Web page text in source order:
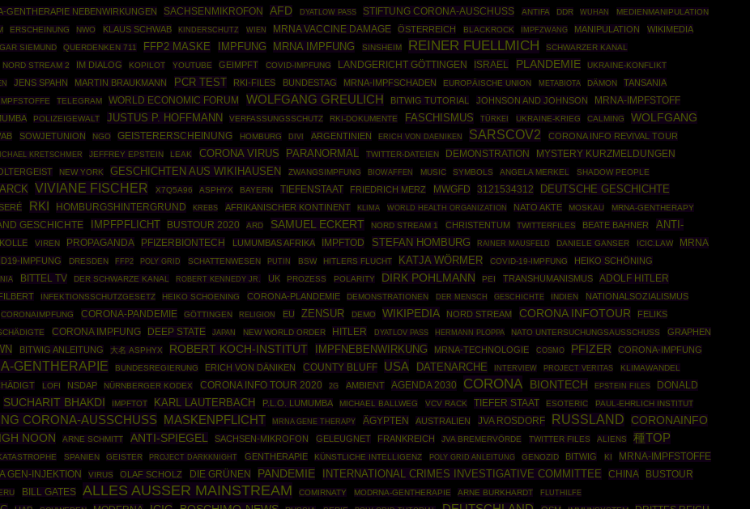
GENTHERAPIE NEBENWIRKUNGEN SACHSENMIKROFON AFD DYATLOW PASS STIFTUNG CORONA-AUSCHUSS ANTIFA DDR WUHAN
MEDIENMANIPULATION
ERSCHEINUNG NWO KLAUS SCHWAB KINDERSCHUTZ WIEN MRNA VACCINE DAMAGE ÖSTERREICH BLACKROCK IMPFZWANG MANIPULATION
WIKIMEDIA
SIEMUND QUERDENKEN 711 FFP2 MASKE IMPFUNG MRNA IMPFUNG SINSHEIM REINER FUELLMICH
SCHWARZER KANAL
NORD STREAM 2 IM DIALOG KOPILOT YOUTUBE GEIMPFT COVID-IMPFUNG LANDGERICHT GÖTTINGEN ISRAEL PLANDEMIE
UKRAINE-KONFLIKT
JENS SPAHN MARTIN BRAUKMANN PCR TEST RKI-FILES BUNDESTAG MRNA-IMPFSCHADEN EUROPÄISCHE UNION METABIOTA DÄMON TANSANIA
IMPFSTOFFE TELEGRAM WORLD ECONOMIC FORUM WOLFGANG GREULICH BITWIG TUTORIAL JOHNSON AND JOHNSON
MRNA-IMPFSTOFF
POLIZEIGEWALT JUSTUS P. HOFFMANN VERFASSUNGSSCHUTZ RKI-DOKUMENTE FASCHISMUS TÜRKEI UKRAINE-KRIEG CALMING
WOLFGANG
SOWJETUNION NGO GEISTERERSCHEINUNG HOMBURG DIVI ARGENTINIEN ERICH VON DAENIKEN SARSCOV2 CORONA INFO REVIVAL TOUR
KRETSCHMER JEFFREY EPSTEIN LEAK CORONA VIRUS PARANORMAL TWITTER-DATEIEN DEMONSTRATION MYSTERY KURZMELDUNGEN
NEW YORK GESCHICHTEN AUS WIKIHAUSEN ZWANGSIMPFUNG BIOWAFFEN MUSIC SYMBOLS ANGELA MERKEL SHADOW PEOPLE
VIVIANE FISCHER X7Q5A96 ASPHYX BAYERN TIEFENSTAAT FRIEDRICH MERZ MWGFD 3121534312 DEUTSCHE GESCHICHTE
RKI HOMBURGSHINTERGRUND KREBS AFRIKANISCHER KONTINENT KLIMA WORLD HEALTH ORGANIZATION NATO AKTE MOSKAU MRNA-GENTHERAPY
GESCHICHTE IMPFPFLICHT BUSTOUR 2020 ARD SAMUEL ECKERT NORD STREAM 1 CHRISTENTUM TWITTERFILES BEATE BAHNER
ANTI-
VIREN PROPAGANDA PFIZERBIONTECH LUMUMBAS AFRIKA IMPFTOD STEFAN HOMBURG RAINER MAUSFELD DANIELE GANSER ICIC.LAW
MRNA
IMPFUNG DRESDEN FFP2 POLY GRID SCHATTENWESEN PUTIN BSW HITLERS FLUCHT KATJA WÖRMER COVID-19-IMPFUNG HEIKO SCHÖNING
BITTEL TV DER SCHWARZE KANAL ROBERT KENNEDY JR. UK PROZESS POLARITY DIRK POHLMANN PEI TRANSHUMANISMUS
ADOLF HITLER
INFEKTIONSSCHUTZGESETZ HEIKO SCHOENING CORONA-PLANDEMIE DEMONSTRATIONEN DER MENSCH GESCHICHTE INDIEN NATIONALSOZIALISMUS
CORONAIMPFUNG CORONA-PANDEMIE GÖTTINGEN RELIGION EU ZENSUR DEMO WIKIPEDIA NORD STREAM CORONA INFOTOUR FELIKS
CORONA IMPFUNG DEEP STATE JAPAN NEW WORLD ORDER HITLER DYATLOV PASS HERMANN PLOPPA NATO UNTERSUCHUNGSAUSSCHUSS GRAPHEN
BITWIG ANLEITUNG 大名 ASPHYX ROBERT KOCH-INSTITUT IMPFNEBENWIRKUNG MRNA-TECHNOLOGIE COSMO PFIZER
CORONA-IMPFUNG
GENTHERAPIE BUNDESREGIERUNG ERICH VON DÄNIKEN COUNTY BLUFF USA DATENARCHE INTERVIEW PROJECT VERITAS
KLIMAWANDEL
LOFI NSDAP NÜRNBERGER KODEX CORONA INFO TOUR 2020 2G AMBIENT AGENDA 2030 CORONA BIONTECH EPSTEIN FILES
DONALD
SUCHARIT BHAKDI IMPFTOT KARL LAUTERBACH P.L.O. LUMUMBA MICHAEL BALLWEG VCV RACK TIEFER STAAT ESOTERIC
PAUL-EHRLICH INSTITUT
CORONA-AUSSCHUSS MASKENPFLICHT MRNA GENE THERAPY ÄGYPTEN AUSTRALIEN JVA ROSDORF RUSSLAND
CORONAINFO
NOON ARNE SCHMITT ANTI-SPIEGEL SACHSEN-MIKROFON GELEUGNET FRANKREICH JVA BREMERVÖRDE TWITTER FILES ALIENS 種TOP
SPANIEN GEISTER PROJECT DARKKNIGHT GENTHERAPIE KÜNSTLICHE INTELLIGENZ POLY GRID ANLEITUNG GENOZID BITWIG KI MRNA-IMPFSTOFFE
GEN-INJEKTION VIRUS OLAF SCHOLZ DIE GRÜNEN PANDEMIE INTERNATIONAL CRIMES INVESTIGATIVE COMMITTEE CHINA BUSTOUR
BILL GATES ALLES AUSSER MAINSTREAM COMIRNATY MODRNA-GENTHERAPIE ARNE BURKHARDT FLUTHILFE